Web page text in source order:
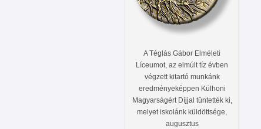
A Téglás Gábor Elméleti
Líceumot, az elmúlt tíz évben
végzett kitartó munkánk
eredményeképpen Külhoni
Magyarságért Díjjal tüntették ki,
melyet iskolánk küldöttsége,
augusztus